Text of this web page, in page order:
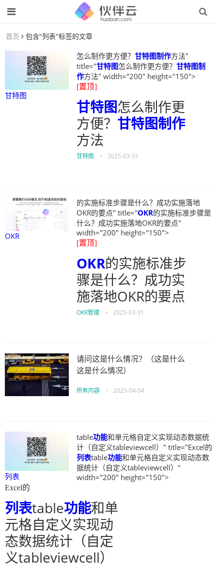
首页 包含"列表"标签的文章
甘特图
怎么制作更方便？ 甘特图制作方法"
title="甘特图怎么制作更方便？ 甘特图制
作方法" width="200" height="150">
[置顶]
甘特图怎么制作更
方便？ 甘特图制作
方法
甘特图 • 2025-03-31
OKR
的实施标准步骤是什么？成功实施落地
OKR的要点" title="OKR的实施标准步骤是
什么？成功实施落地OKR的要点"
width="200" height="150">
[置顶]
OKR的实施标准步
骤是什么？成功实
施落地OKR的要点
OKR管理 • 2025-03-31
请问这是什么情况？（这是什么
这是什么情况）
所有内容 • 2025-04-04
列表
table功能和单元格自定义实现动态数据统
计（自定义tableviewcell）" title="Excel的
列表table功能和单元格自定义实现动态数
据统计（自定义tableviewcell）"
width="200" height="150">
Excel的
列表table功能和单
元格自定义实现动
态数据统计（自定
义tableviewcell）